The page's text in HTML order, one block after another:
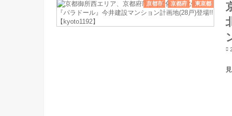
京都市 京都府 東京都